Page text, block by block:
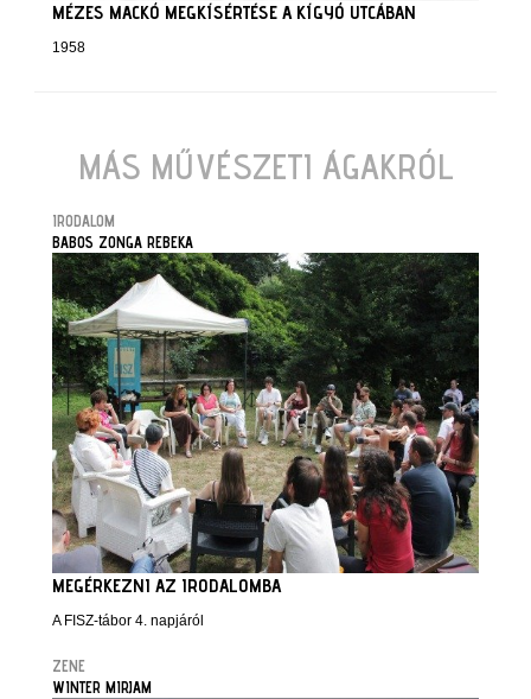
MÉZES MACKÓ MEGKÍSÉRTÉSE A KÍGYÓ UTCÁBAN
1958
MÁS MŰVÉSZETI ÁGAKRÓL
IRODALOM
BABOS ZONGA REBEKA
MEGÉRKEZNI AZ IRODALOMBA
A FISZ-tábor 4. napjáról
ZENE
WINTER MIRJAM